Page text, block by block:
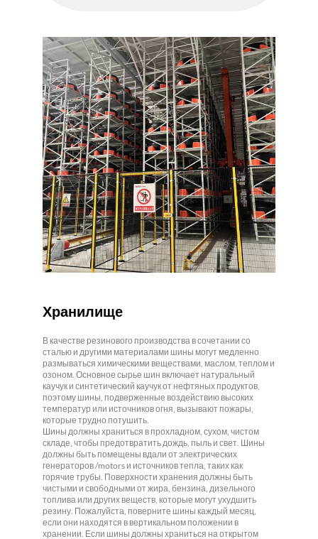
Хранилище
В качестве резинового производства в сочетании со
сталью и другими материалами шины могут медленно
размываться химическими веществами, маслом, теплом и
озоном. Основное сырье шин включает натуральный
каучук и синтетический каучук от нефтяных продуктов,
поэтому шины, подверженные воздействию высоких
температур или источников огня, вызывают пожары,
которые трудно потушить.
Шины должны храниться в прохладном, сухом, чистом
складе, чтобы предотвратить дождь, пыль и свет. Шины
должны быть помещены вдали от электрических
генераторов /motors и источников тепла, таких как
горячие трубы. Поверхности хранения должны быть
чистыми и свободными от жира, бензина, дизельного
топлива или других веществ, которые могут ухудшить
резину. Пожалуйста, поверните шины каждый месяц,
если они находятся в вертикальном положении в
хранении. Если шины должны храниться на открытом